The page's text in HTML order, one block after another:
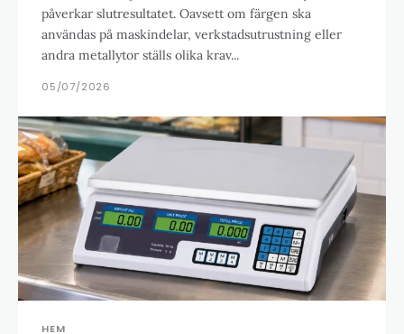
påverkar slutresultatet. Oavsett om färgen ska
användas på maskindelar, verkstadsutrustning eller
andra metallytor ställs olika krav...
05/07/2026
HEM